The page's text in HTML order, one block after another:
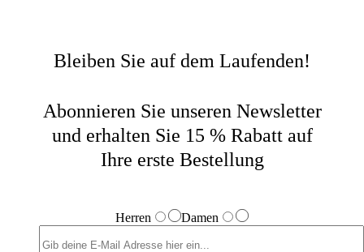
Bleiben Sie auf dem Laufenden!
Abonnieren Sie unseren Newsletter
und erhalten Sie 15 % Rabatt auf
Ihre erste Bestellung
Herren Damen